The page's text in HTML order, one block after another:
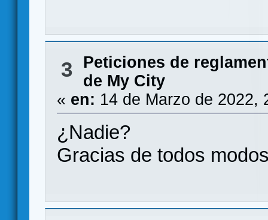
3
Peticiones de
de My City
« en: 14 de Marzo de 2022,
¿Nadie?
Gracias de todos